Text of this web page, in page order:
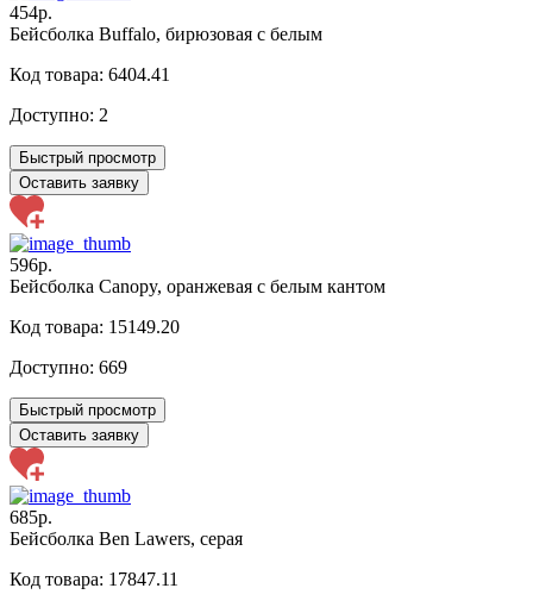
454р.
Бейсболка Buffalo, бирюзовая с белым
Код товара: 6404.41
Доступно: 2
Быстрый просмотр
Оставить заявку
596р.
Бейсболка Canopy, оранжевая с белым кантом
Код товара: 15149.20
Доступно: 669
Быстрый просмотр
Оставить заявку
685р.
Бейсболка Ben Lawers, серая
Код товара: 17847.11